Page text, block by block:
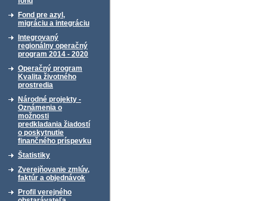
Fond pre azyl,
migráciu a integráciu
Integrovaný
regionálny operačný
program 2014 - 2020
Operačný program
Kvalita životného
prostredia
Národné projekty -
Oznámenia o
možnosti
predkladania žiadostí
o poskytnutie
finančného príspevku
Štatistiky
Zverejňovanie zmlúv,
faktúr a objednávok
Profil verejného